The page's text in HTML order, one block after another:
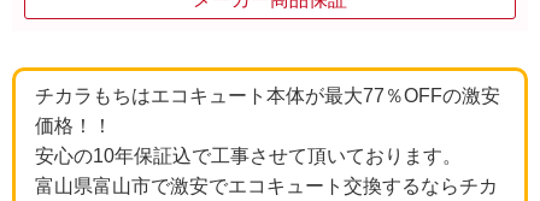
チカラもちはエコキュート本体が最大77％OFFの激安
価格！！
安心の10年保証込で工事させて頂いております。
富山県富山市で激安でエコキュート交換するならチカ